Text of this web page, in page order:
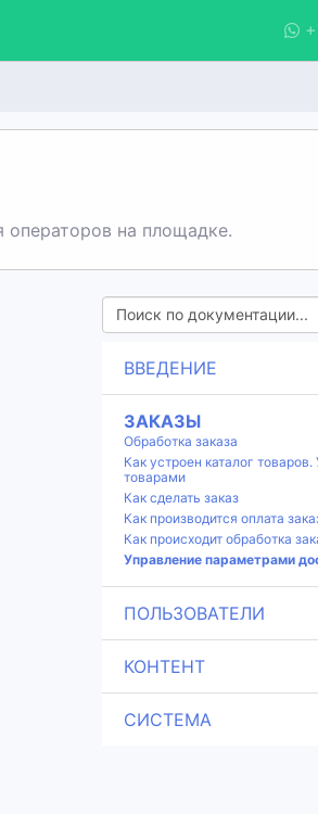
операторов на площадке.
Поиск по документации...
ВВЕДЕНИЕ
ЗАКАЗЫ
Обработка заказа
Как устроен каталог
товарами
Как сделать заказ
Как производится оплата
Как происходит обработка
Управление параметрами
ПОЛЬЗОВАТЕЛИ
КОНТЕНТ
СИСТЕМА